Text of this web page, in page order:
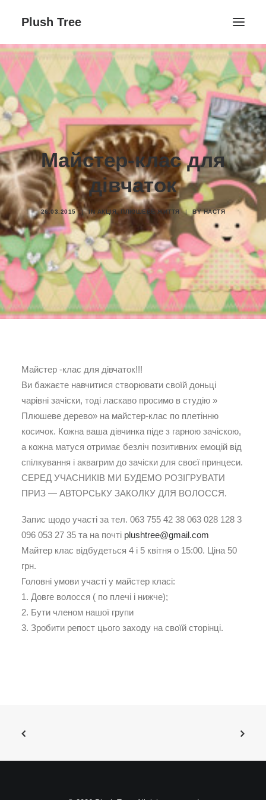
Plush Tree
Головна ↓
Контакти
Блог
Галерея ↓
Плюшеве Життя
День народження
Заняття студії
Поиск
Майстер-клас для
дівчаток
26.03.2015 | IN АКЦІЯ,ПЛЮШЕВЕ ЖИТТЯ | BYНАСТЯ
Майстер -клас для дівчаток!!!
Ви бажаєте навчитися створювати своїй доньці
чарівні зачіски, тоді ласкаво просимо в студію »
Плюшеве дерево» на майстер-клас по плетінню
косичок. Кожна ваша дівчинка піде з гарною зачіскою,
а кожна матуся отримає безліч позитивних емоцій від
спілкування і аквагрим до зачіски для своєї принцеси.
СЕРЕД УЧАСНИКІВ МИ БУДЕМО РОЗІГРУВАТИ
ПРИЗ — АВТОРСЬКУ ЗАКОЛКУ ДЛЯ ВОЛОССЯ.
Запис щодо участі за тел. 063 755 42 38 063 028 128 3
096 053 27 35 та на почті plushtree@gmail.com
Майтер клас відбудеться 4 і 5 квітня о 15:00. Ціна 50
грн.
Головні умови участі у майстер класі:
1. Довге волосся ( по плечі і нижче);
2. Бути членом нашої групи
3. Зробити репост цього заходу на своїй сторінці.